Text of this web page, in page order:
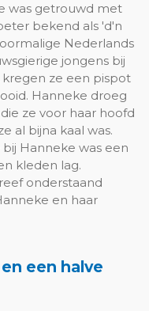
was getrouwd met
bekend als 'd'n
Nederlands
jongens bij
ze een pispot
Hanneke droeg
ze voor haar hoofd
al bijna kaal was.
Hanneke was een
kleden lag.
onderstaand
en haar
een halve